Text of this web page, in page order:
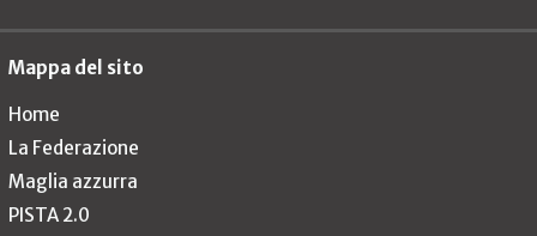
Mappa del sito
Home
La Federazione
Maglia azzurra
PISTA 2.0